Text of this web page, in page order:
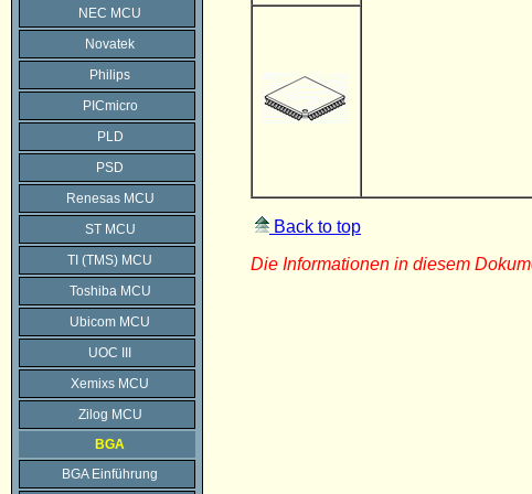
NEC MCU
Novatek
Philips
PICmicro
PLD
PSD
Renesas MCU
ST MCU
TI (TMS) MCU
Toshiba MCU
Ubicom MCU
UOC III
Xemixs MCU
Zilog MCU
BGA
BGA Einführung
Back to top
Die Informationen in diesem